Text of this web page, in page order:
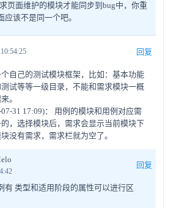
页面维护的模块才能同步到bug中，你重
该不是同一个吧。
回复
自己的测试模块框架，比如：基本功能
试等等一级目录，不能和需求模块一概
。
31 17:09)： 用例的模块和用例对应需
，选择模块后，需求会显示当前模块下
没有需求，需求栏就为空了。
回复
有 类型和适用阶段的属性可以进行区